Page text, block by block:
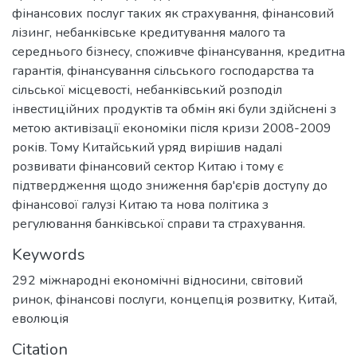
фінансових послуг таких як страхування, фінансовий
лізинг, небанківське кредитування малого та
середнього бізнесу, споживче фінансування, кредитна
гарантія, фінансування сільського господарства та
сільської місцевості, небанківський розподіл
інвестиційних продуктів та обмін які були здійснені з
метою активізації економіки після кризи 2008-2009
років. Тому Китайський уряд вирішив надалі
розвивати фінансовий сектор Китаю і тому є
підтвердження щодо зниження бар'єрів доступу до
фінансової галузі Китаю та нова політика з
регулювання банківської справи та страхування.
Keywords
292 міжнародні економічні відносини, світовий
ринок, фінансові послуги, концепція розвитку, Китай,
еволюція
Citation